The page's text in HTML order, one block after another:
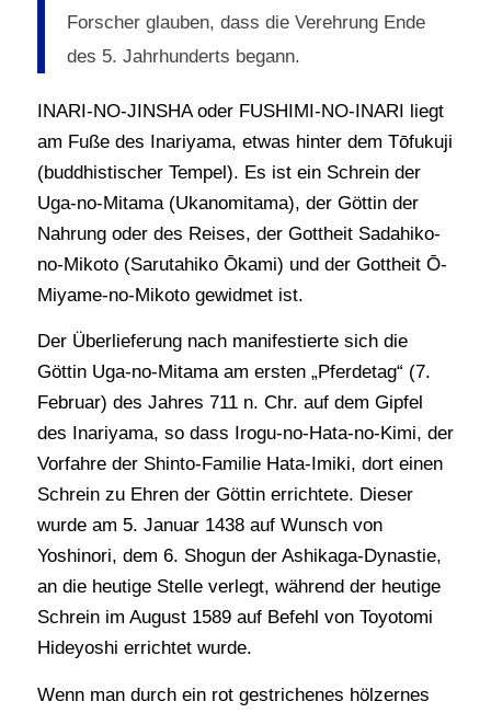
Forscher glauben, dass die Verehrung Ende
des 5. Jahrhunderts begann.
INARI-NO-JINSHA oder FUSHIMI-NO-INARI liegt
am Fuße des Inariyama, etwas hinter dem Tōfukuji
(buddhistischer Tempel). Es ist ein Schrein der
Uga-no-Mitama (Ukanomitama), der Göttin der
Nahrung oder des Reises, der Gottheit Sadahiko-
no-Mikoto (Sarutahiko Ōkami) und der Gottheit Ō-
Miyame-no-Mikoto gewidmet ist.
Der Überlieferung nach manifestierte sich die
Göttin Uga-no-Mitama am ersten „Pferdetag“ (7.
Februar) des Jahres 711 n. Chr. auf dem Gipfel
des Inariyama, so dass Irogu-no-Hata-no-Kimi, der
Vorfahre der Shinto-Familie Hata-Imiki, dort einen
Schrein zu Ehren der Göttin errichtete. Dieser
wurde am 5. Januar 1438 auf Wunsch von
Yoshinori, dem 6. Shogun der Ashikaga-Dynastie,
an die heutige Stelle verlegt, während der heutige
Schrein im August 1589 auf Befehl von Toyotomi
Hideyoshi errichtet wurde.
Wenn man durch ein rot gestrichenes hölzernes